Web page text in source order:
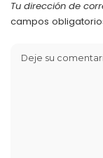
Tu dirección de
campos